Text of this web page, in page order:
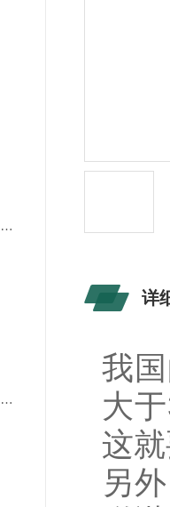
接地导通电阻测试仪检定装置
直流电阻箱测试专用恒流源（简称恒流源）
详
我
大
这
另